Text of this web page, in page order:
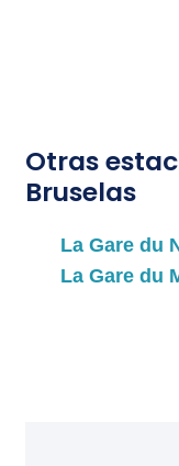
Otras
Bruselas
La Gare du
La Gare du